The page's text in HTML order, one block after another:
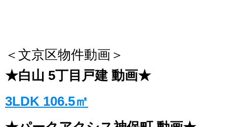
＜文京区物件動画＞
★白山 5丁目戸建 動画★
3LDK 106.5㎡